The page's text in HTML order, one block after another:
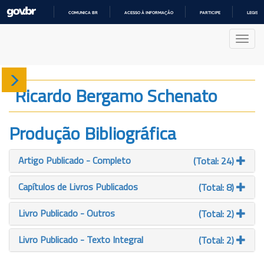
COMUNICA BR ACESSO À INFORMAÇÃO PARTICIPE
Sobre
Produção
Projetos
Gráficos
Ricardo Bergamo Schenato
Produção Bibliográfica
Artigo Publicado - Completo
(Total: 24)
Capítulos de Livros Publicados
(Total: 8)
Livro Publicado - Outros
(Total: 2)
Livro Publicado - Texto Integral
(Total: 2)